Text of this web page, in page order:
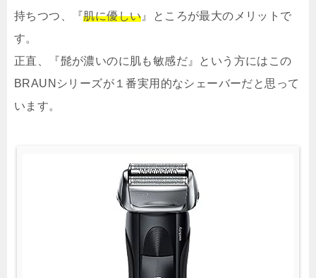
持ちつつ、『肌に優しい 』ところが最大のメリットで
す。
正直、『髭が濃いのに肌も敏感だ』という方にはこの
BRAUNシリーズが１番実用的なシェーバーだと思って
います。